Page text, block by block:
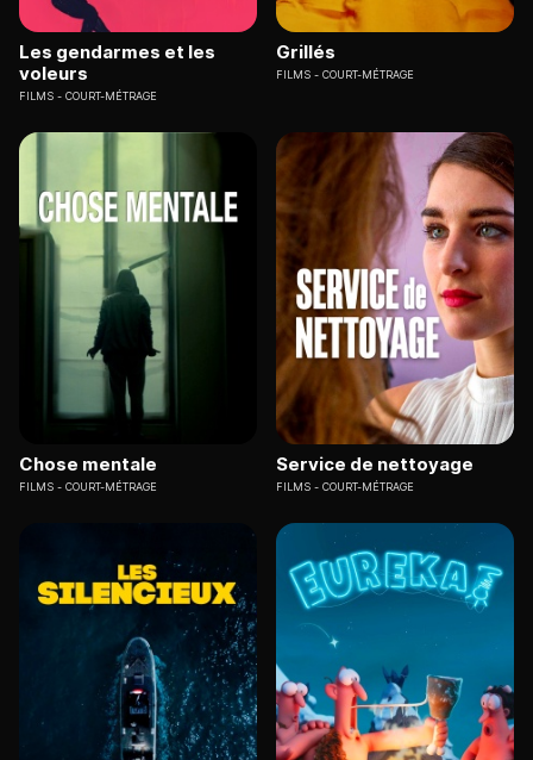
Les gendarmes et les
voleurs
FILMS COURT-MÉTRAGE
Grillés
FILMS COURT-MÉTRAGE
Chose mentale
FILMS COURT-MÉTRAGE
Service de nettoyage
FILMS COURT-MÉTRAGE